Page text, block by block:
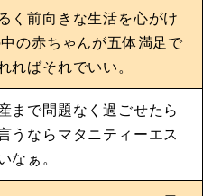
く前向きな生活を心がけ
の赤ちゃんが五体満足で
ればそれでいい。
まで問題なく過ごせたら
うならマタニティーエス
なぁ。